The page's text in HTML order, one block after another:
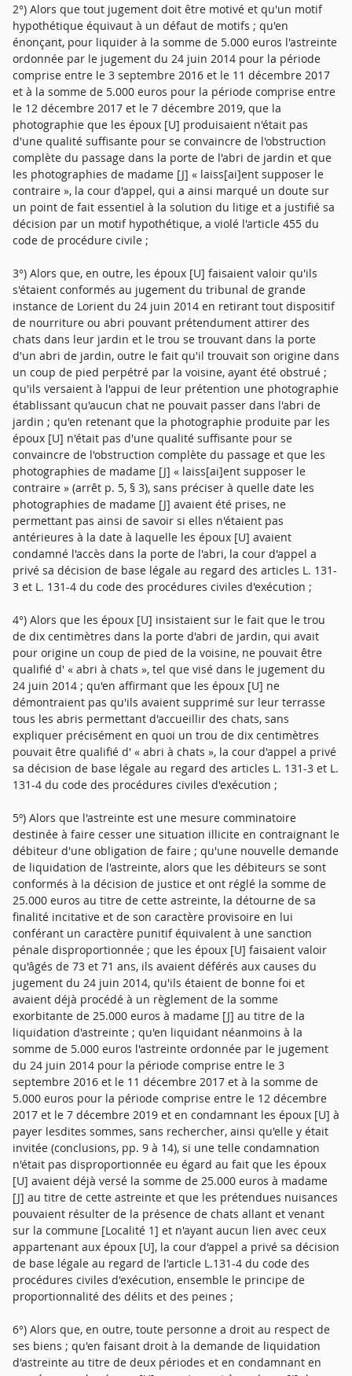
2°) Alors que tout jugement doit être motivé et qu'un motif
hypothétique équivaut à un défaut de motifs ; qu'en
énonçant, pour liquider à la somme de 5.000 euros l'astreinte
ordonnée par le jugement du 24 juin 2014 pour la période
comprise entre le 3 septembre 2016 et le 11 décembre 2017
et à la somme de 5.000 euros pour la période comprise entre
le 12 décembre 2017 et le 7 décembre 2019, que la
photographie que les époux [U] produisaient n'était pas
d'une qualité suffisante pour se convaincre de l'obstruction
complète du passage dans la porte de l'abri de jardin et que
les photographies de madame [J] « laiss[ai]ent supposer le
contraire », la cour d'appel, qui a ainsi marqué un doute sur
un point de fait essentiel à la solution du litige et a justifié sa
décision par un motif hypothétique, a violé l'article 455 du
code de procédure civile ;
3°) Alors que, en outre, les époux [U] faisaient valoir qu'ils
s'étaient conformés au jugement du tribunal de grande
instance de Lorient du 24 juin 2014 en retirant tout dispositif
de nourriture ou abri pouvant prétendument attirer des
chats dans leur jardin et le trou se trouvant dans la porte
d'un abri de jardin, outre le fait qu'il trouvait son origine dans
un coup de pied perpétré par la voisine, ayant été obstrué ;
qu'ils versaient à l'appui de leur prétention une photographie
établissant qu'aucun chat ne pouvait passer dans l'abri de
jardin ; qu'en retenant que la photographie produite par les
époux [U] n'était pas d'une qualité suffisante pour se
convaincre de l'obstruction complète du passage et que les
photographies de madame [J] « laiss[ai]ent supposer le
contraire » (arrêt p. 5, § 3), sans préciser à quelle date les
photographies de madame [J] avaient été prises, ne
permettant pas ainsi de savoir si elles n'étaient pas
antérieures à la date à laquelle les époux [U] avaient
condamné l'accès dans la porte de l'abri, la cour d'appel a
privé sa décision de base légale au regard des articles L. 131-
3 et L. 131-4 du code des procédures civiles d'exécution ;
4°) Alors que les époux [U] insistaient sur le fait que le trou
de dix centimètres dans la porte d'abri de jardin, qui avait
pour origine un coup de pied de la voisine, ne pouvait être
qualifié d' « abri à chats », tel que visé dans le jugement du
24 juin 2014 ; qu'en affirmant que les époux [U] ne
démontraient pas qu'ils avaient supprimé sur leur terrasse
tous les abris permettant d'accueillir des chats, sans
expliquer précisément en quoi un trou de dix centimètres
pouvait être qualifié d' « abri à chats », la cour d'appel a privé
sa décision de base légale au regard des articles L. 131-3 et L.
131-4 du code des procédures civiles d'exécution ;
5º) Alors que l'astreinte est une mesure comminatoire
destinée à faire cesser une situation illicite en contraignant le
débiteur d'une obligation de faire ; qu'une nouvelle demande
de liquidation de l'astreinte, alors que les débiteurs se sont
conformés à la décision de justice et ont réglé la somme de
25.000 euros au titre de cette astreinte, la détourne de sa
finalité incitative et de son caractère provisoire en lui
conférant un caractère punitif équivalent à une sanction
pénale disproportionnée ; que les époux [U] faisaient valoir
qu'âgés de 73 et 71 ans, ils avaient déférés aux causes du
jugement du 24 juin 2014, qu'ils étaient de bonne foi et
avaient déjà procédé à un règlement de la somme
exorbitante de 25.000 euros à madame [J] au titre de la
liquidation d'astreinte ; qu'en liquidant néanmoins à la
somme de 5.000 euros l'astreinte ordonnée par le jugement
du 24 juin 2014 pour la période comprise entre le 3
septembre 2016 et le 11 décembre 2017 et à la somme de
5.000 euros pour la période comprise entre le 12 décembre
2017 et le 7 décembre 2019 et en condamnant les époux [U] à
payer lesdites sommes, sans rechercher, ainsi qu'elle y était
invitée (conclusions, pp. 9 à 14), si une telle condamnation
n'était pas disproportionnée eu égard au fait que les époux
[U] avaient déjà versé la somme de 25.000 euros à madame
[J] au titre de cette astreinte et que les prétendues nuisances
pouvaient résulter de la présence de chats allant et venant
sur la commune [Localité 1] et n'ayant aucun lien avec ceux
appartenant aux époux [U], la cour d'appel a privé sa décision
de base légale au regard de l'article L.131-4 du code des
procédures civiles d'exécution, ensemble le principe de
proportionnalité des délits et des peines ;
6°) Alors que, en outre, toute personne a droit au respect de
ses biens ; qu'en faisant droit à la demande de liquidation
d'astreinte au titre de deux périodes et en condamnant en